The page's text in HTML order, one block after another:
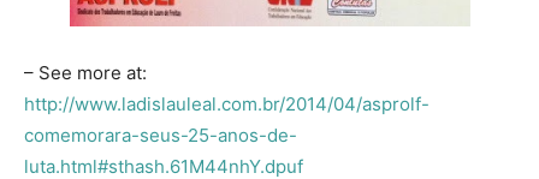
– See more at:
http://www.ladislauleal.com.br/2014/04/asprolf-
comemorara-seus-25-anos-de-
luta.html#sthash.61M44nhY.dpuf